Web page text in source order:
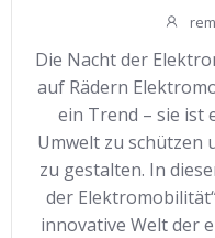
Die Nacht der
auf Rädern
ein Trend – sie ist
Umwelt zu schützen
zu gestalten. In
der
innovative Welt der